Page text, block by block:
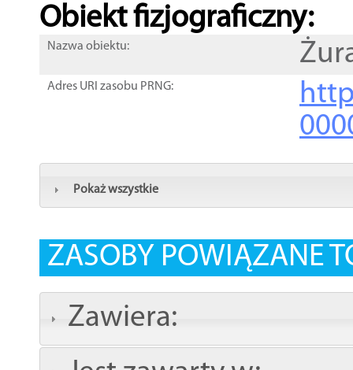
Obiekt fizjograficzny:
Nazwa obiektu:
Adres URI zasobu PRNG:
Pokaż wszystkie
ZASOBY POWIĄZANE
Zawiera: